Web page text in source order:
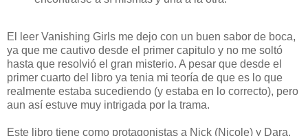
El leer Vanishing Girls me dejo con un buen sabor de boca,
ya que me cautivo desde el primer capitulo y no me soltó
hasta que resolvió el gran misterio. A pesar que desde el
primer cuarto del libro ya tenia mi teoría de que es lo que
realmente estaba sucediendo (y estaba en lo correcto), pero
aun así estuve muy intrigada por la trama.
Este libro tiene como protagonistas a Nick (Nicole) y Dara,